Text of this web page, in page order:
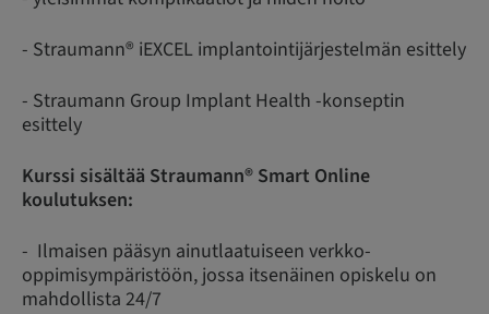
- Straumann® iEXCEL implantointijärjestelmän esittely
- Straumann Group Implant Health -konseptin
esittely
Kurssi sisältää Straumann® Smart Online
koulutuksen:
- Ilmaisen pääsyn ainutlaatuiseen verkko-
oppimisympäristöön, jossa itsenäinen opiskelu on
mahdollista 24/7